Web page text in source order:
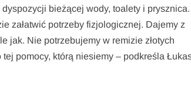
bieżącej wody, toalety i prysznica.
załatwić potrzeby fizjologicznej. Dajemy z
jak. Nie potrzebujemy w remizie złotych
pomocy, którą niesiemy – podkreśla